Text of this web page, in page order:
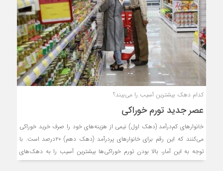
اول و دهم است.
کدام دهک بیشترین آسیب را می‌بیند؟
عصر جدید تورم خوراکی
خانوارهای کم‌درآمد (دهک اول) نیمی از هزینه‌های خود را صرف خرید خوراکی
می‌کنند که این رقم برای خانوارهای پردرآمد (دهک دهم) ۲۰درصد است. با
توجه به این آمار، بالا بودن تورم خوراکی‌ها بیشترین آسیب را به دهک‌های